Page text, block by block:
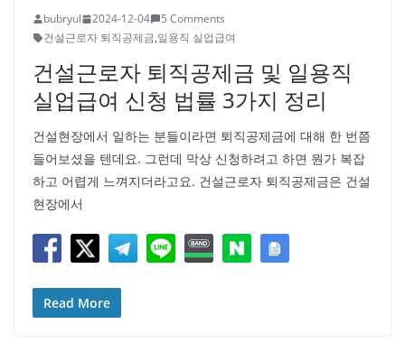
bubryul 2024-12-04
5 Comments
건설근로자 퇴직공제금,일용직 실업급여
건설근로자 퇴직공제금 및 일용직
실업급여 신청 법률 3가지 정리
건설현장에서 일하는 분들이라면 퇴직공제금에 대해 한 번쯤
들어보셨을 텐데요. 그런데 막상 신청하려고 하면 뭔가 복잡
하고 어렵게 느껴지더라고요. 건설근로자 퇴직공제금은 건설
현장에서
Read More